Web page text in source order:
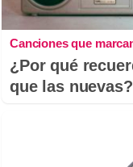
Canciones que
¿Por qué
que las nuevas?